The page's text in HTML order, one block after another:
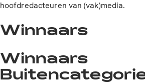
hoofdredacteuren van (vak)media.
Winnaars
Winnaars